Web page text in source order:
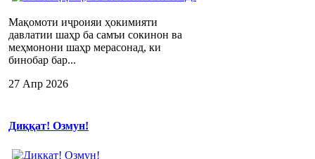
Мақомоти иҷроияи ҳокимияти
давлатии шаҳр ба самъи сокинон ва
меҳмонони шаҳр мерасонад, ки
бинобар бар...
27 Апр 2026
Диққат! Озмун!